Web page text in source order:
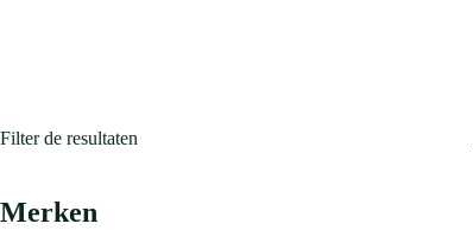
Filter de resultaten
Merken